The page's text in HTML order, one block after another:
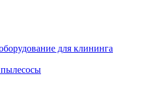
для клининга